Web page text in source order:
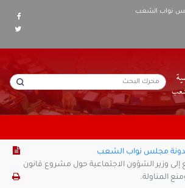
نواب الشعب
مجلس نواب الشعب
وزير الشؤون الاجتماعية حول مشروع قانون
المناولة.